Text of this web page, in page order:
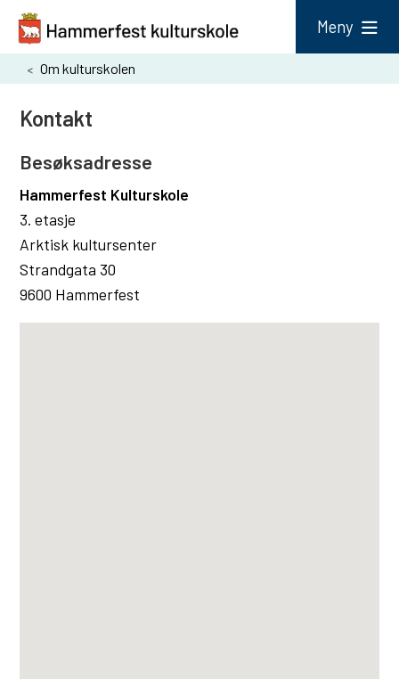
H
a
m
m
r
f
e
s
t
k
Meny
Du
her:
Om kulturskolen
Kontakt
Besøksadresse
Hammerfest Kulturskole
3. etasje
Arktisk kultursenter
Strandgata 30
9600 Hammerfest